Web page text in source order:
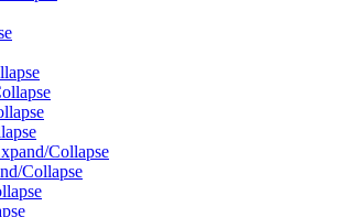
Collapse
Collapse